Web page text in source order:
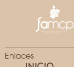
Enlaces